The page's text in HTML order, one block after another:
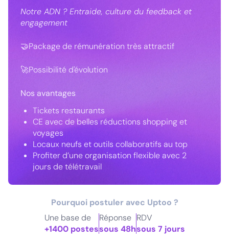
Notre ADN ? Entraide, culture du feedback et
engagement
🤝Package de rémunération très attractif
🚀Possibilité d'évolution
Nos avantages
Tickets restaurants
CE avec de belles réductions shopping et
voyages
Locaux neufs et outils collaboratifs au top
Profiter d’une organisation flexible avec 2
jours de télétravail
Pourquoi postuler avec Uptoo ?
Une base de
+1400 postes
Réponse
sous 48h
RDV
sous 7 jours